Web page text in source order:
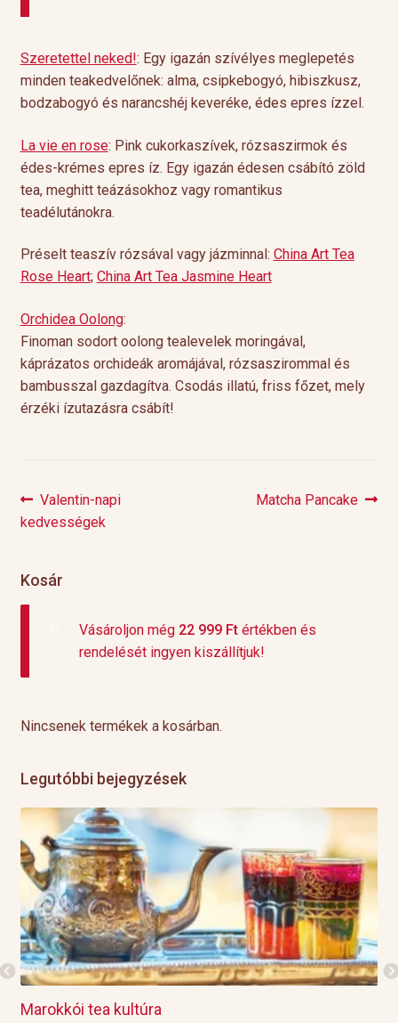
Szeretettel neked!: Egy igazán szívélyes meglepetés
minden teakedvelőnek: alma, csipkebogyó, hibiszkusz,
bodzabogyó és narancshéj keveréke, édes epres ízzel.
La vie en rose: Pink cukorkaszívek, rózsaszirmok és
édes-krémes epres íz. Egy igazán édesen csábító zöld
tea, meghitt teázásokhoz vagy romantikus
teadélutánokra.
Préselt teaszív rózsával vagy jázminnal: China Art Tea
Rose Heart; China Art Tea Jasmine Heart
Orchidea Oolong:
Finoman sodort oolong tealevelek moringával,
káprázatos orchideák aromájával, rózsaszirommal és
bambusszal gazdagítva. Csodás illatú, friss főzet, mely
érzéki ízutazásra csábít!
Bejegyzés
navigáció
Previous
post:
Valentin-napi
kedvességek
Next
Matcha Pancake
Kosár
Vásároljon még 22 999 Ftértékben és
rendelését ingyen kiszállítjuk!
Nincsenek termékek a kosárban.
Legutóbbi bejegyzések
Marokkói tea kultúra